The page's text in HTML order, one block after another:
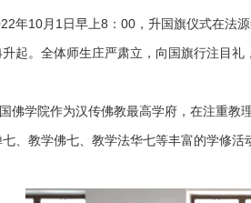
10月1日早上8：00，升国旗仪式在法源
起。全体师生庄严肃立，向国旗行注目礼
学院作为汉传佛教最高学府，在注重教理
、教学佛七、教学法华七等丰富的学修活